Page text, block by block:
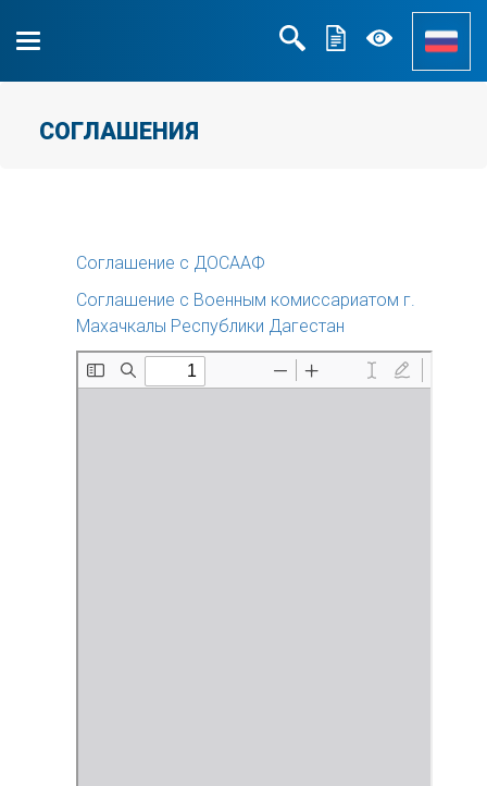
СОГЛАШЕНИЯ
Соглашение с ДОСААФ
Соглашение с Военным комиссариатом г.
Махачкалы Республики Дагестан